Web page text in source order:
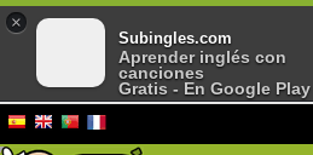
×
Subingles.com
Aprender inglés con
canciones
Gratis - En Google Play